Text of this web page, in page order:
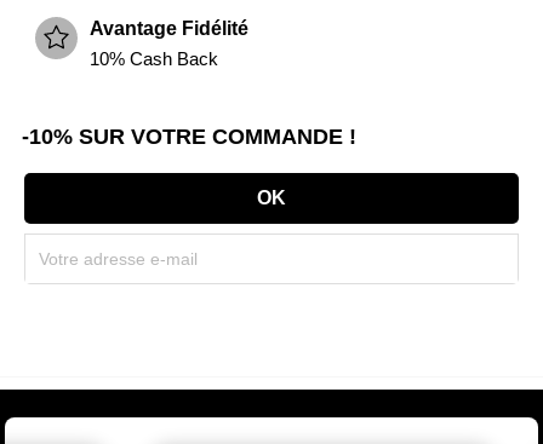
Avantage Fidélité
10% Cash Back
-10% SUR VOTRE COMMANDE !